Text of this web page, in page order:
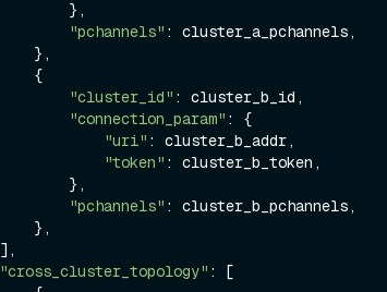
"pchannels" : cluster_a_pchannels,
"cluster_id" : cluster_b_id,
"connection_param" : {
"uri" : cluster_b_addr,
"token" : cluster_b_token,
"pchannels" : cluster_b_pchannels,
"cross_cluster_topology" : [